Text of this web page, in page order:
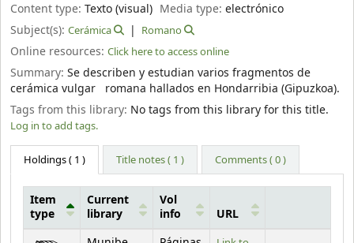
Content type: Texto (visual) Media type:electrónico
Subject(s): Cerámica Romano
Online resources: Click here to access online
Summary: Se describen y estudian varios fragmentos de
cerámica vulgar romana hallados en Hondarribia (Gipuzkoa).
Tags from this library: No tags from this library for this title.
Log in to add tags.
Holdings( 1 ) Title notes ( 1 ) Comments ( 0 )
Holdings
Item
type
Current
library
Vol
info
URL